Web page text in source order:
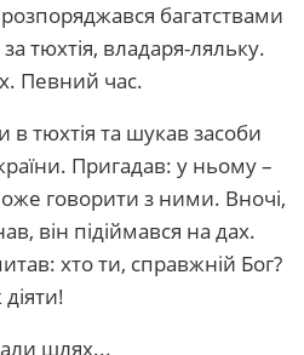
багатствами
тюхтія, владаря-ляльку.
Певний час.
в тюхтія та шукав засоби
Пригадав: у ньому –
говорити з ними. Вночі,
він підіймався на дах.
хто ти, справжній Бог?
шлях...